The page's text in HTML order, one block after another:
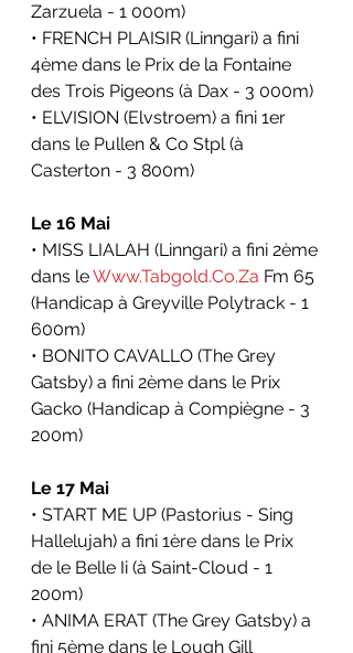
Zarzuela - 1 000m)
• FRENCH PLAISIR (Linngari) a fini
4ème dans le Prix de la Fontaine
des Trois Pigeons (à Dax - 3 000m)
• ELVISION (Elvstroem) a fini 1er
dans le Pullen & Co Stpl (à
Casterton - 3 800m)
Le 16 Mai
• MISS LIALAH (Linngari) a fini 2ème
dans le Www.Tabgold.Co.Za Fm 65
(Handicap à Greyville Polytrack - 1
600m)
• BONITO CAVALLO (The Grey
Gatsby) a fini 2ème dans le Prix
Gacko (Handicap à Compiègne - 3
200m)
Le 17 Mai
• START ME UP (Pastorius - Sing
Hallelujah) a fini 1ère dans le Prix
de le Belle Ii (à Saint-Cloud - 1
200m)
• ANIMA ERAT (The Grey Gatsby) a
fini 5ème dans le Lough Gill